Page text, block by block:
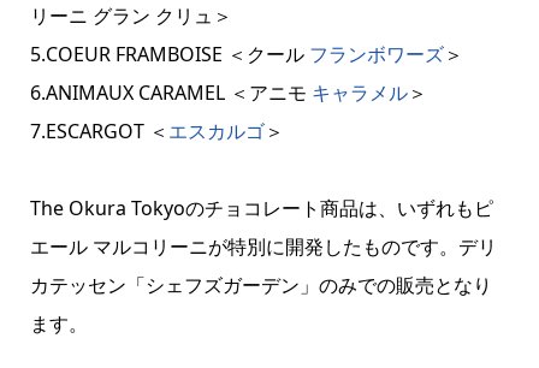
リーニ グラン クリュ＞
5.COEUR FRAMBOISE ＜クール フランボワーズ＞
6.ANIMAUX CARAMEL ＜アニモ キャラメル＞
7.ESCARGOT ＜ エスカルゴ＞
The Okura Tokyoのチョコレート商品は、いずれもピ
エール マルコリーニが特別に開発したものです。デリ
カテッセン「シェフズガーデン」のみでの販売となり
ます。